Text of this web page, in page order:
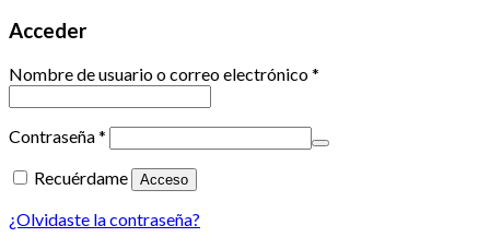
Acceder
Nombre de usuario o correo electrónico*
Contraseña*
Recuérdame
Acceso
¿Olvidaste la contraseña?